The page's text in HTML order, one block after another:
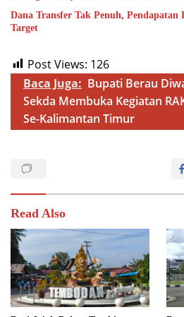
Dana Transfer Tak Penuh, Pendapatan
Target
Post Views: 126
Baca Juga: Bupati Berau
Sekda Membuka Kegiatan
Se-Kalimantan Timur
Read Also